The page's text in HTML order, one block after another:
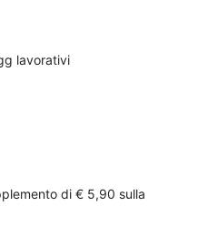
lavorativi
di € 5,90 sulla